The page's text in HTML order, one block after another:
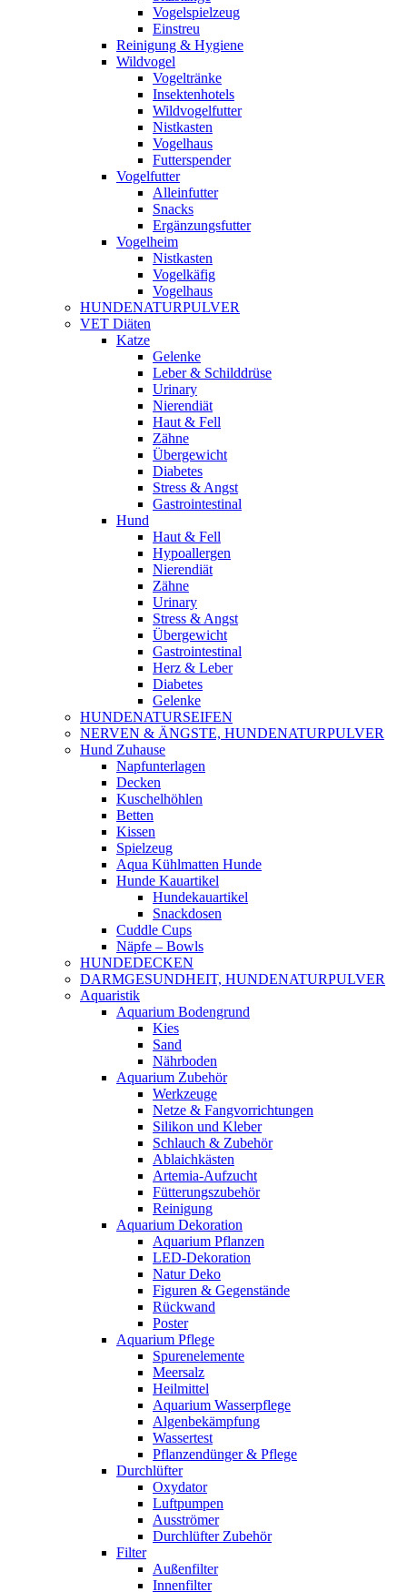
Vogelspielzeug
Einstreu
Reinigung & Hygiene
Wildvogel
Vogeltränke
Insektenhotels
Wildvogelfutter
Nistkasten
Vogelhaus
Futterspender
Vogelfutter
Alleinfutter
Snacks
Ergänzungsfutter
Vogelheim
Nistkasten
Vogelkäfig
Vogelhaus
HUNDENATURPULVER
VET Diäten
Katze
Gelenke
Leber & Schilddrüse
Urinary
Nierendiät
Haut & Fell
Zähne
Übergewicht
Diabetes
Stress & Angst
Gastrointestinal
Hund
Haut & Fell
Hypoallergen
Nierendiät
Zähne
Urinary
Stress & Angst
Übergewicht
Gastrointestinal
Herz & Leber
Diabetes
Gelenke
HUNDENATURSEIFEN
NERVEN & ÄNGSTE, HUNDENATURPULVER
Hund Zuhause
Napfunterlagen
Decken
Kuschelhöhlen
Betten
Kissen
Spielzeug
Aqua Kühlmatten Hunde
Hunde Kauartikel
Hundekauartikel
Snackdosen
Cuddle Cups
Näpfe – Bowls
HUNDEDECKEN
DARMGESUNDHEIT, HUNDENATURPULVER
Aquaristik
Aquarium Bodengrund
Kies
Sand
Nährboden
Aquarium Zubehör
Werkzeuge
Netze & Fangvorrichtungen
Silikon und Kleber
Schlauch & Zubehör
Ablaichkästen
Artemia-Aufzucht
Fütterungszubehör
Reinigung
Aquarium Dekoration
Aquarium Pflanzen
LED-Dekoration
Natur Deko
Figuren & Gegenstände
Rückwand
Poster
Aquarium Pflege
Spurenelemente
Meersalz
Heilmittel
Aquarium Wasserpflege
Algenbekämpfung
Wassertest
Pflanzendünger & Pflege
Durchlüfter
Oxydator
Luftpumpen
Ausströmer
Durchlüfter Zubehör
Filter
Außenfilter
Innenfilter